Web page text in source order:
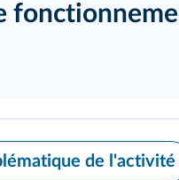
de l'activité